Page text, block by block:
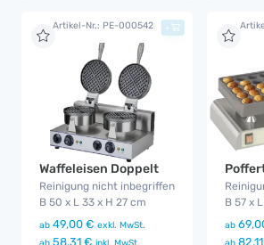
Artikel-Nr.: PE-000542
Waffeleisen Doppelt
Reinigung nicht inbegriffen
B 50 x L 33 x H 27 cm
ab 49,00 € exkl. MwSt.
58,31 €
+
B 57 x
ab